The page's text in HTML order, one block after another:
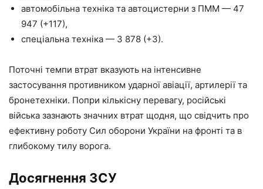
автомобільна техніка та автоцистерни з ПММ — 47
947 (+117),
спеціальна техніка — 3 878 (+3).
Поточні темпи втрат вказують на інтенсивне
застосування противником ударної авіації, артилерії та
бронетехніки. Попри кількісну перевагу, російські
війська зазнають значних втрат щодня, що свідчить про
ефективну роботу Сил оборони України на фронті та в
глибокому тилу ворога.
Досягнення ЗСУ